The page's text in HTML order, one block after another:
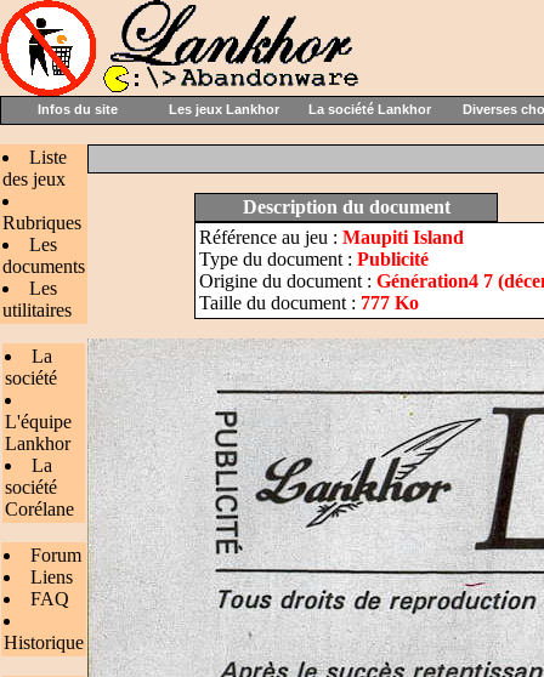
Infos du site Les jeux Lankhor La société Lankhor Diverses
Liste
des jeux
Rubriques
Les
documents
Les
utilitaires
La
société
L'équipe
Lankhor
La
société
Corélane
Forum
Liens
FAQ
Historique
Description du document
Référence au jeu : Maupiti Island
Type du document : Publicité
Origine du document : Génération4 7
Taille du document : 777 Ko